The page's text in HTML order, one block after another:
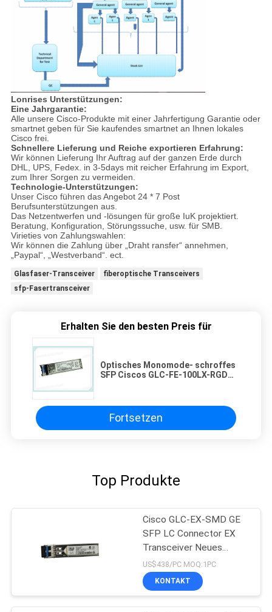
Lonrises Unterstützungen:
Eine Jahrgarantie:
Alle unsere Cisco-Produkte mit einer Jahrfertigung Garantie oder
smartnet geben für Sie kaufendes smartnet an Ihnen lokales
Cisco frei.
Schnellere Lieferung und Reiche exportieren Erfahrung:
Wir können Lieferung Ihr Auftrag auf der ganzen Erde durch
DHL, UPS, Fedex. in 3-5days mit reicher Erfahrung im Export,
zum Ihrer Sorgen zu vermeiden.
Technologie-Unterstützungen:
Unser Cisco führen das Angebot 24 * 7 Post
Berufsunterstützungen aus.
Das Netzentwerfen und -lösungen für große IuK projektiert.
Beratung, Konfiguration, Störungssuche, usw. für SMB.
Virieties von Zahlungswahlen:
Wir können die Zahlung über „Draht ransfer“ annehmen,
„Paypal“, „Westverband“. ect.
Glasfaser-Transceiver
fiberoptische Transceivers
sfp-Fasertransceiver
Erhalten Sie den besten Preis für
Optisches Monomode- schroffes
SFP Ciscos GLC-FE-100LX-RGD
Fortsetzen
Top Produkte
Cisco GLC-EX-SMD GE
SFP LC Connector EX
Transceiver Neues
Original
US$438/PC MOQ:1PC
KONTAKT